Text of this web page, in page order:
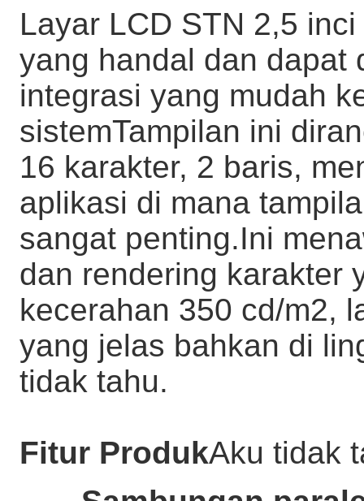
Layar LCD STN 2,5
yang handal dan dapat
integrasi yang mudah
sistemTampilan ini
16 karakter, 2 baris,
aplikasi di mana
sangat penting.Ini
dan rendering karakter
kecerahan 350 cd/m2,
yang jelas bahkan di
tidak tahu.
Fitur ProdukAku tidak